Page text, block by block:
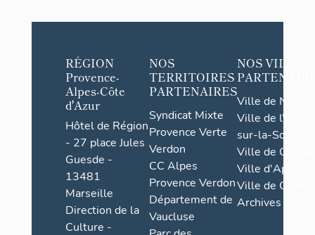
RÉGION
Provence-
Alpes-Côte
d'Azur
Hôtel de Région
- 27 place Jules
Guesde -
13481
Marseille
Direction de la
Culture -
NOS
TERRITOIRES
PARTENAIRES
Syndicat Mixte
Provence Verte
Verdon
CC Alpes
Provence Verdon
Département de
Vaucluse
NOS VILLES
Ville de Nice
Ville de l'Isle-
sur-la-Sorgue
Ville de Grasse
Ville d'Apt
Ville de
Archives